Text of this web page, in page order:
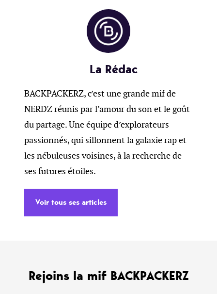
La Rédac
BACKPACKERZ, c’est une grande mif de
NERDZ réunis par l’amour du son et le goût
du partage. Une équipe d’explorateurs
passionnés, qui sillonnent la galaxie rap et
les nébuleuses voisines, à la recherche de
ses futures étoiles.
Voir tous ses articles
Rejoins la mif BACKPACKERZ